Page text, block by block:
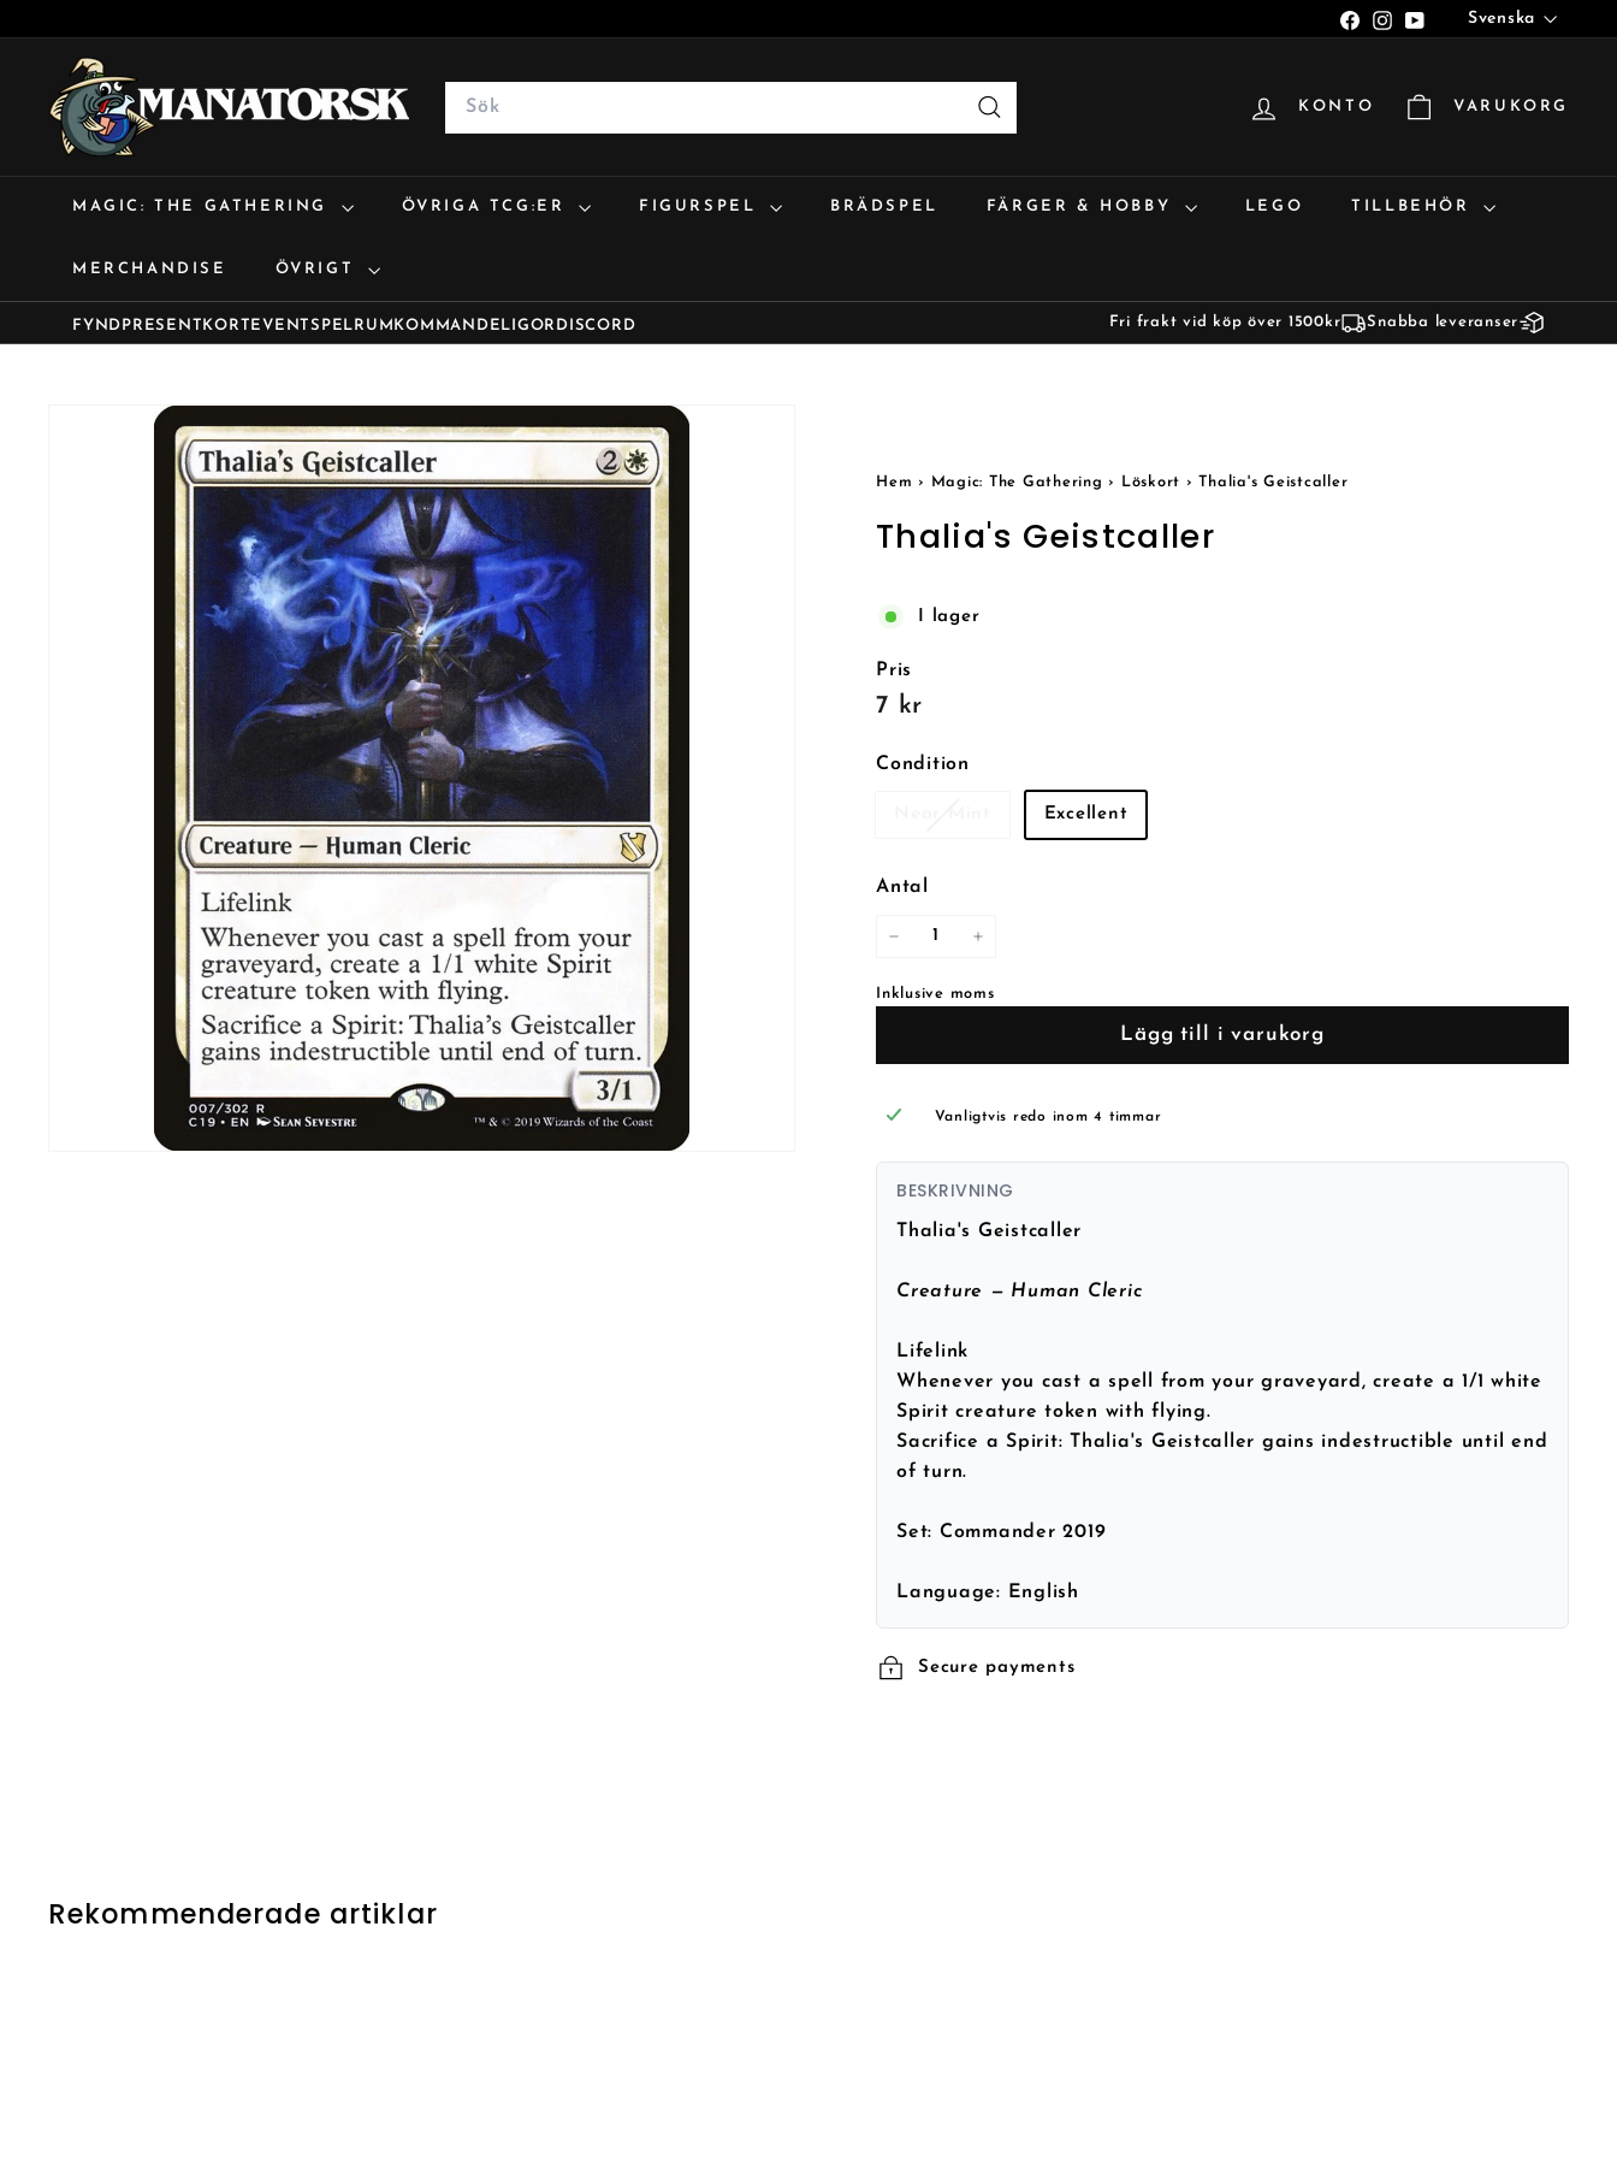
Facebook
Instagram
YouTube
Språk
Svenska
M
a
n
a
Search
Sök
KONTO VARUKORG
MAGIC: THE GATHERING ÖVRIGA TCG:ER FIGURSPEL BRÄDSPEL FÄRGER & HOBBY LEGO TILLBEHÖR
MERCHANDISE ÖVRIGT
FYND PRESENTKORT EVENTSPELRUM KOMMANDE LIGOR DISCORD Fri frakt vid köp över 1500kr Snabba leveranser
Hem › Magic: The Gathering › Löskort › Thalia's Geistcaller
Thalia's Geistcaller
I lager
Pris
Reguljärt
7 kr
Condition
Excellent
Antal
Inklusive moms
Lägg till i varukorg
Vanligtvis redo inom 4 timmar
BESKRIVNING
Thalia's Geistcaller
Creature — Human Cleric
Lifelink
Whenever you cast a spell from your graveyard, create a 1/1 white
Spirit creature token with flying.
Sacrifice a Spirit: Thalia's Geistcaller gains indestructible until end
of turn.
Set: Commander 2019
Language: English
Secure payments
Rekommenderade artiklar